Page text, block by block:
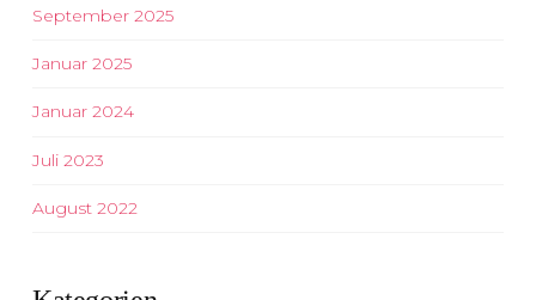
September 2025
Januar 2025
Januar 2024
Juli 2023
August 2022